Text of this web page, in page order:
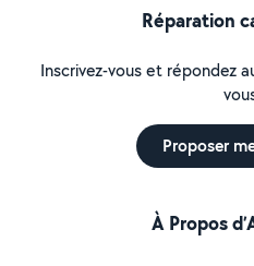
Réparation
Inscrivez-vous et répondez
Proposer
À Propos